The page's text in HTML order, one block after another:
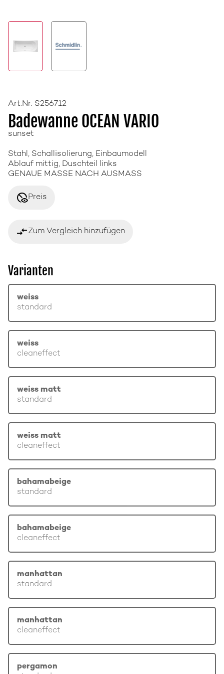
Art.Nr. S256712
Badewanne OCEAN VARIO
sunset
Stahl, Schallisolierung, Einbaumodell
Ablauf mittig, Duschteil links
GENAUE MASSE NACH AUSMASS
disabled_visiblePreis
compare_arrowsZum Vergleich hinzufügen
Varianten
weiss
standard
weiss
cleaneffect
weiss matt
standard
weiss matt
cleaneffect
bahamabeige
standard
bahamabeige
cleaneffect
manhattan
standard
manhattan
cleaneffect
pergamon